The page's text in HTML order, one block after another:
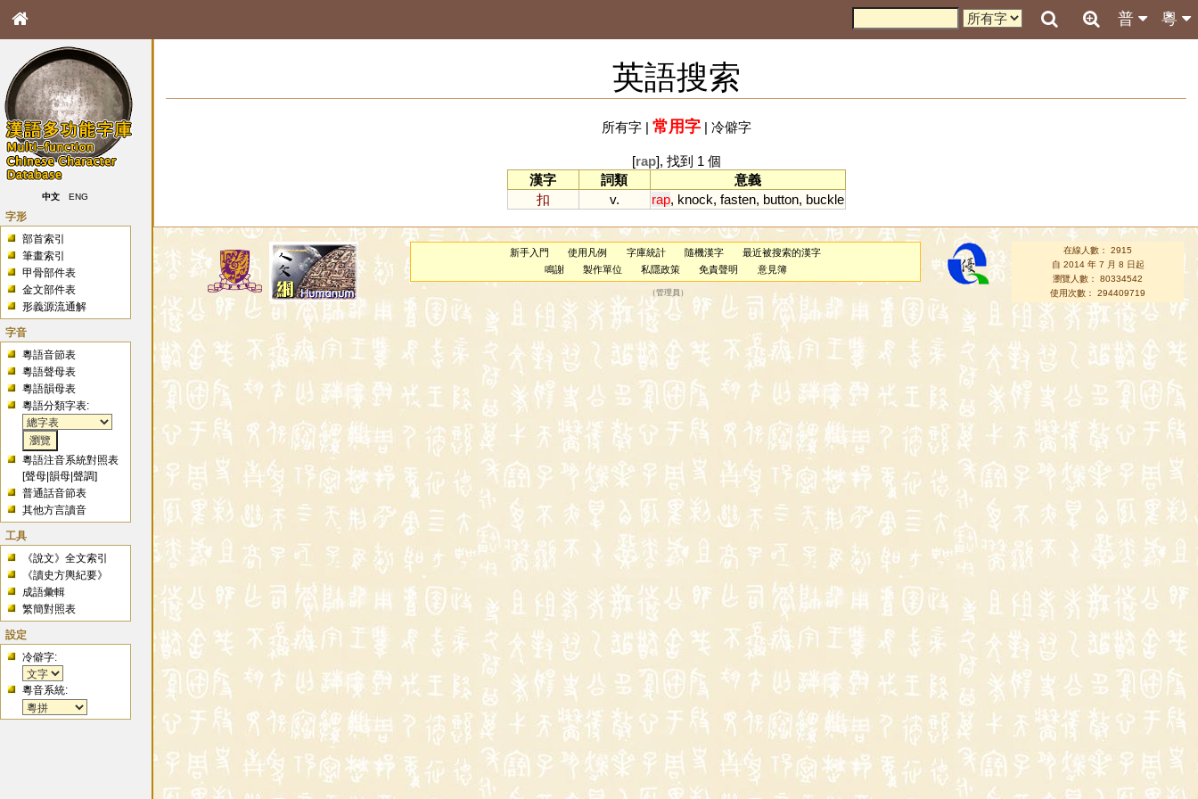
粵
普
中文 ENG
字形
部首索引
筆畫索引
甲骨部件表
金文部件表
形義源流通解
字音
粵語音節表
粵語聲母表
粵語韻母表
粵語分類字表:
粵語注音系統對照表
[聲母 |韻母 |聲調]
普通話音節表
其他方言讀音
工具
《說文》全文索引
《讀史方輿紀要》
成語彙輯
繁簡對照表
設定
冷僻字:
粵音系統:
英語搜索
所有字| 常用字| 冷僻字
[rap], 找到 1 個
漢字
詞類
意義
扣
v. rap, knock, fasten, button, buckle
新手入門 使用凡例 字庫統計 隨機漢字
最近被搜索的漢字
鳴謝
製作單位 私隱政策 免責聲明 意見簿
（管理員 ）
在線人數： 2915
自 2014 年 7 月 8 日起
瀏覽人數： 80334542
使用次數： 294409719